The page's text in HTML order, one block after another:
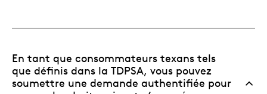
En tant que consommateurs texans tels
que définis dans la TDPSA, vous pouvez
soumettre une demande authentifiée pour